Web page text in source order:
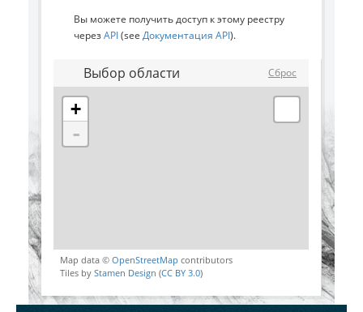
Вы можете получить доступ к этому реестру
черезAPI(see Документация API).
Выбор области Сброс
+
-
Map data © OpenStreetMap contributors
Tiles by Stamen Design (CC BY 3.0)